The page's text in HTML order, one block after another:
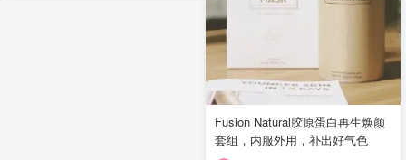
Fusion Natural胶原蛋白再生焕颜
套组，内服外用，补出好气色